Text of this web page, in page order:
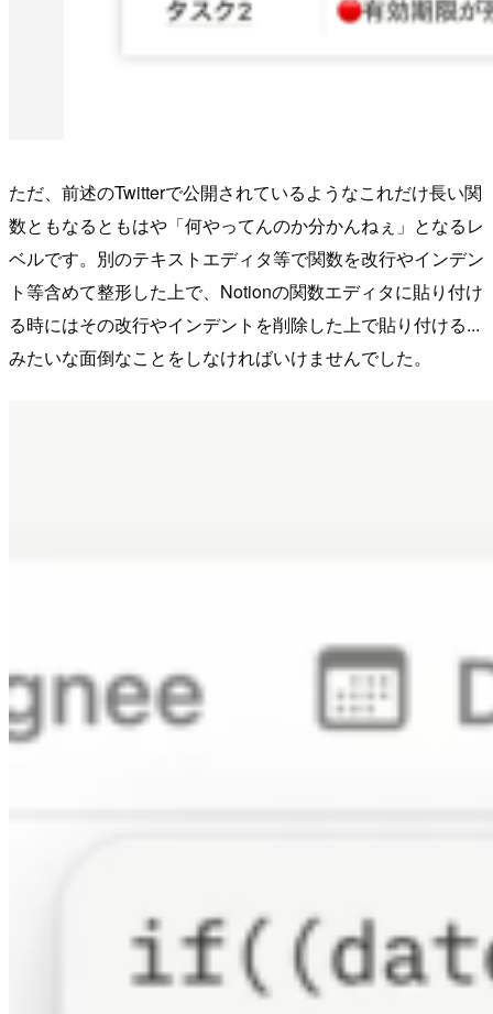
ただ、前述のTwitterで公開されているようなこれだけ長い関
数ともなるともはや「何やってんのか分かんねぇ」となるレ
ベルです。別のテキストエディタ等で関数を改行やインデン
ト等含めて整形した上で、Notionの関数エディタに貼り付け
る時にはその改行やインデントを削除した上で貼り付ける...
みたいな面倒なことをしなければいけませんでした。